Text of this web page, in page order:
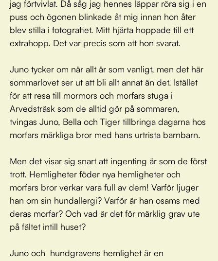
jag förtvivlat. Då såg jag hennes läppar röra sig i en
puss och ögonen blinkade åt mig innan hon åter
blev stilla i fotografiet. Mitt hjärta hoppade till ett
extrahopp. Det var precis som att hon svarat.
Juno tycker om när allt är som vanligt, men det här
sommarlovet ser ut att bli allt annat än det. Istället
för att resa till mormors och morfars stuga i
Arvedsträsk som de alltid gör på sommaren,
tvingas Juno, Bella och Tiger tillbringa dagarna hos
morfars märkliga bror med hans urtrista barnbarn.
Men det visar sig snart att ingenting är som de först
trott. Hemligheter föder nya hemligheter och
morfars bror verkar vara full av dem! Varför ljuger
han om sin hundallergi? Varför är han osams med
deras morfar? Och vad är det för märklig grav ute
på fältet intill huset?
Juno och hundgravens hemlighet är en